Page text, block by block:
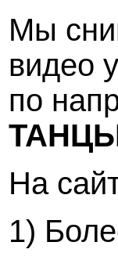
Мы
видео
по
На
1)